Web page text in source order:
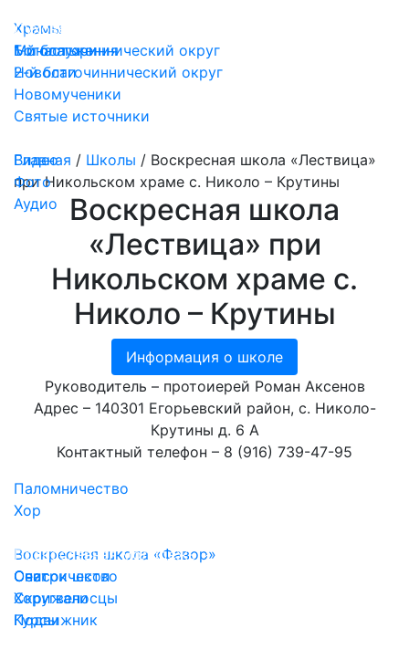
Храмы
Монастыри
Духовенство
1-й благочиннический округ
2-й благочиннический округ
Богослужения
Новости
Новомученики
Святые источники
Видео
Фото
Аудио
Главная / Школы / Воскресная школа «Лествица»
при Никольском храме с. Николо – Крутины
Воскресная школа
«Лествица» при
Никольском храме с.
Николо – Крутины
Информация о школе
Руководитель – протоиерей Роман Аксенов
Адрес – 140301 Егорьевский район, с. Николо-
Крутины д. 6 А
Контактный телефон – 8 (916) 739-47-95
Паломничество
Хор
Воскресная школа «Фавор»
Список школ
Православная молодежь
Очаг
Скрижали
Подвижник
Сестричество
Хоругвеносцы
Курсы